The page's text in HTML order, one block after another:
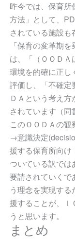
昨今では、保育
方法」として、
されている施設も
「保育の変革期
は、「（ＯＯＤ
環境を的確に正し
評価し、「不確定
ＤＡという考え
されています（
このＯＯＤＡの
→意識決定
援する保育所向け
ついている訳では
要請されていくで
う理念を実現す
援することが、Ｉ
うと思います。
まとめ